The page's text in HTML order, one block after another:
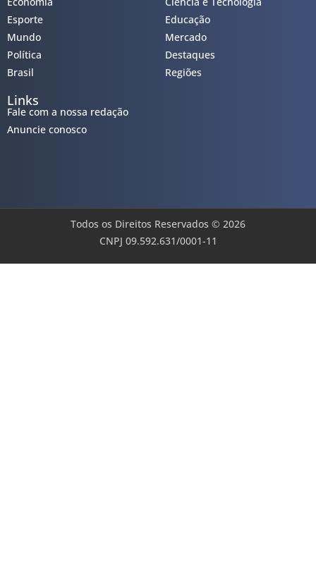
Esporte
Mundo
Política
Brasil
Educação
Mercado
Destaques
Regiões
Links
Fale com a nossa redação
Anuncie conosco
Todos os Direitos Reservados © 2026
CNPJ 09.592.631/0001-11